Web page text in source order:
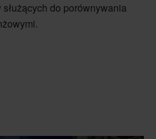
do porównywania